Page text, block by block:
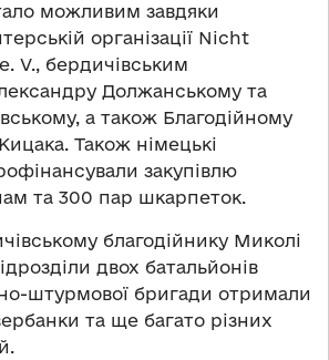
можливим завдяки
організації Nicht
V., бердичівським
Должанському та
а також Благодійному
Також німецькі
закупівлю
та 300 пар шкарпеток.
благодійнику Миколі
двох батальйонів
штурмової бригади отримали
та ще багато різних